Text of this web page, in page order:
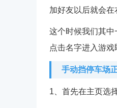
加好友以后就会在
这个时候我们其中
点击名字进入游
手动挡停车场
1、首先在主页选